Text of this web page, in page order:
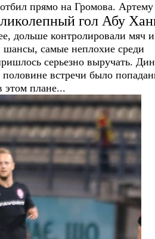
прямо на Громова.
гол Абу
дольше контролировали мяч
шансы, самые неплохие среди
серьезно выручать.
встречи было
этом плане...